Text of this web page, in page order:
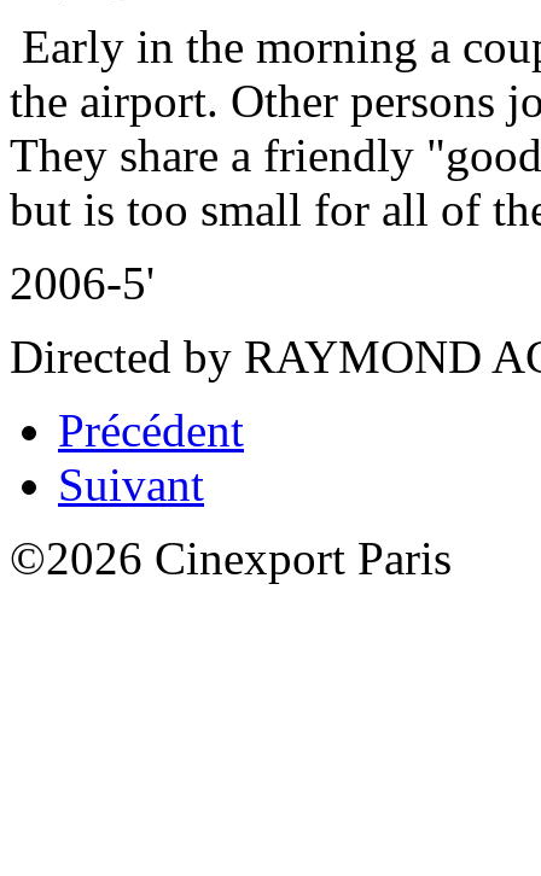
Early in the morning a
the airport. Other persons
They share a friendly
but is too small for all of
2006-5'
Directed by RAYMOND
Précédent
Suivant
©2026 Cinexport Paris